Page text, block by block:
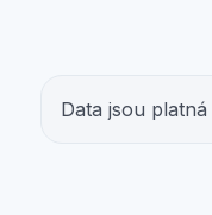
Data jsou